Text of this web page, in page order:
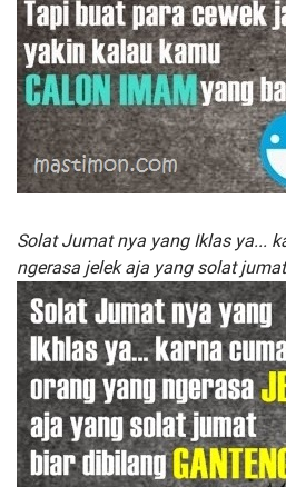
Solat Jumat nya yang Iklas ya...
ngerasa jelek aja yang solat